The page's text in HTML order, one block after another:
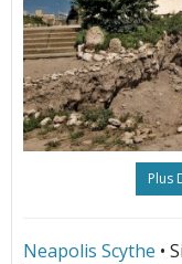
Plus
Neapolis Scythe •